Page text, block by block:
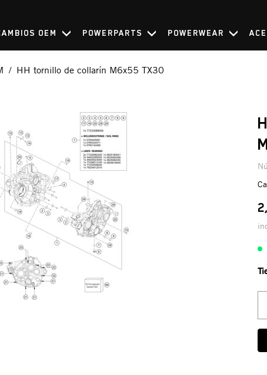
OEM POWERPARTS POWERWEAR
HH tornillo de collarín M6x55 TX30